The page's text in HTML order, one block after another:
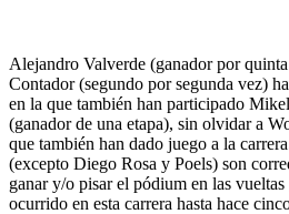
Alejandro Valverde (ganador por
Contador (segundo por segunda vez)
en la que también han participado
(ganador de una etapa), sin olvidar a
que también han dado juego a la
(excepto Diego Rosa y Poels) son
ganar y/o pisar el pódium en las
ocurrido en esta carrera hasta hace